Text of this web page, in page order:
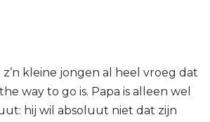
kleine jongen al heel vroeg dat
way to go is. Papa is alleen wel
hij wil absoluut niet dat zijn